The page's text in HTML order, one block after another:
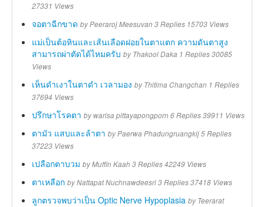
27331 Views
จอตาฉีกขาด byPeeraroj Meesuvan 3 Replies 15703 Views
แม่เป็นต้อหินและเส้นเลือดฝอยในตาแตก ความดันตาสูง
สามารถผ่าตัดได้ไหมครับ by Thakool Daka 1 Replies 30085
Views
เห็นดำเงาในตาดำ เวลามอง by Thitima Changchan 1 Replies
37694 Views
ปรึกษาโรคตา by warisa pittayapongporn 6 Replies 39911 Views
ตามัว แสบและล้าตา byPaerwa Phadungruangkij5 Replies
37223 Views
เปลือกตาบวม byMuffin Kaah 3 Replies 42249 Views
ตาเหลือก byNattapat Nuchnawdeesri3 Replies 37418 Views
ลูกตรวจพบว่าเป็น Optic Nerve Hypoplasia by Teerarat